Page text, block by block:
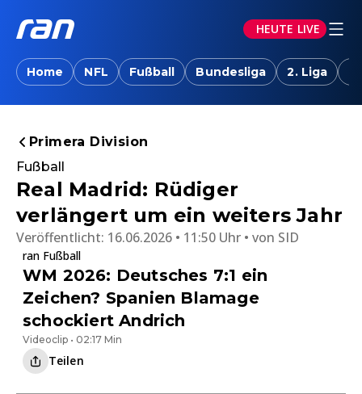
HEUTE LIVE
Home NFL Fußball Bundesliga 2. Liga
Primera Division
Fußball
Real Madrid: Rüdiger
verlängert um ein weiters Jahr
Veröffentlicht: 16.06.2026 • 11:50 Uhr von SID
ran Fußball
WM 2026: Deutsches 7:1 ein
Zeichen? Spanien Blamage
schockiert Andrich
Videoclip • 02:17 Min
Teilen